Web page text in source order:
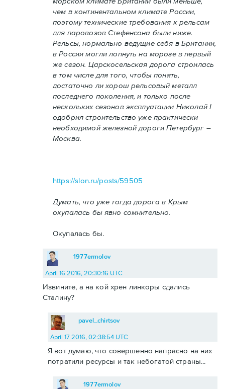
чем в континентальном климате России,
поэтому технические требования к рельсам
для паровозов Стефенсона были ниже.
Рельсы, нормально ведущие себя в Британии,
в России могли лопнуть на морозе в первый
же сезон. Царскосельская дорога строилась
в том числе для того, чтобы понять,
достаточно ли хорош рельсовый металл
последнего поколения, и только после
нескольких сезонов эксплуатации Николай I
одобрил строительство уже практически
необходимой железной дороги Петербург –
Москва.
https://slon.ru/posts/59505
Думать, что уже тогда дорога в Крым
окупалась бы явно сомнительно.
Окупалась бы.
1977ermolov
April 16 2016, 20:30:16 UTC
Извините, а на кой хрен линкоры сдались
Сталину?
pavel_chirtsov
April 17 2016, 02:38:54 UTC
Я вот думаю, что совершенно напрасно на них
потратили ресурсы и так небогатой страны...
1977ermolov